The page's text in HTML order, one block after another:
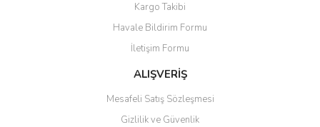
Kargo Takibi
Havale Bildirim Formu
İletişim Formu
ALIŞVERİŞ
Mesafeli Satış Sözleşmesi
Gizlilik ve Güvenlik